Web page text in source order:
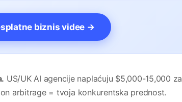
biznis videe →
US/UK AI agencije naplaćuju $5,000-15,000 za
arbitrage = tvoja konkurentska prednost.